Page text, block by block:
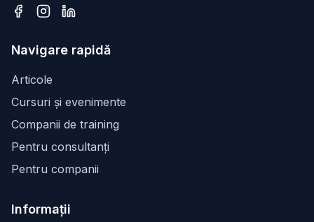
Navigare rapidă
Articole
Cursuri și evenimente
Companii de training
Pentru consultanți
Pentru companii
Informații